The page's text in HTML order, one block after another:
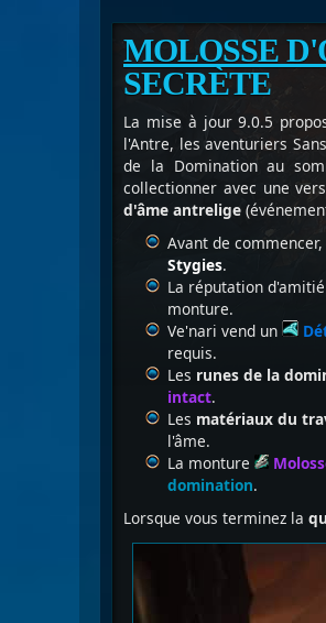
MOLOSSE
SECRÈTE
La mise à jour 9.0.5
l'Antre, les aventuriers
de la Domination au
collectionner avec une
d'âme antrelige
Avant de
Stygies.
La réputation
monture.
Ve'nari vend un
requis.
Les runes de la
intact.
Les matériaux du
l'âme.
La monture
domination.
Lorsque vous terminez la